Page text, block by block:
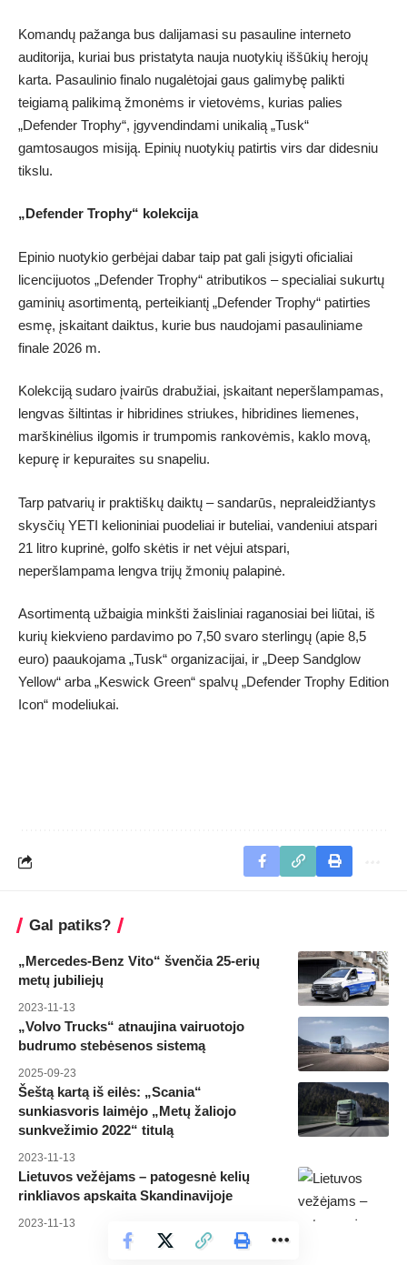
Komandų pažanga bus dalijamasi su pasauline interneto
auditorija, kuriai bus pristatyta nauja nuotykių iššūkių herojų
karta. Pasaulinio finalo nugalėtojai gaus galimybę palikti
teigiamą palikimą žmonėms ir vietovėms, kurias palies
„Defender Trophy“, įgyvendindami unikalią „Tusk“
gamtosaugos misiją. Epinių nuotykių patirtis virs dar didesniu
tikslu.
„Defender Trophy“ kolekcija
Epinio nuotykio gerbėjai dabar taip pat gali įsigyti oficialiai
licencijuotos „Defender Trophy“ atributikos – specialiai sukurtų
gaminių asortimentą, perteikiantį „Defender Trophy“ patirties
esmę, įskaitant daiktus, kurie bus naudojami pasauliniame
finale 2026 m.
Kolekciją sudaro įvairūs drabužiai, įskaitant neperšlampamas,
lengvas šiltintas ir hibridines striukes, hibridines liemenes,
marškinėlius ilgomis ir trumpomis rankovėmis, kaklo movą,
kepurę ir kepuraites su snapeliu.
Tarp patvarių ir praktiškų daiktų – sandarūs, nepraleidžiantys
skysčių YETI kelioniniai puodeliai ir buteliai, vandeniui atspari
21 litro kuprinė, golfo skėtis ir net vėjui atspari,
neperšlampama lengva trijų žmonių palapinė.
Asortimentą užbaigia minkšti žaisliniai raganosiai bei liūtai, iš
kurių kiekvieno pardavimo po 7,50 svaro sterlingų (apie 8,5
euro) paaukojama „Tusk“ organizacijai, ir „Deep Sandglow
Yellow“ arba „Keswick Green“ spalvų „Defender Trophy Edition
Icon“ modeliukai.
Gal patiks?
„Mercedes-Benz Vito“ švenčia 25-erių
metų jubiliejų
2023-11-13
„Volvo Trucks“ atnaujina vairuotojo
budrumo stebėsenos sistemą
2025-09-23
Šeštą kartą iš eilės: „Scania“
sunkiasvoris laimėjo „Metų žaliojo
sunkvežimio 2022“ titulą
2023-11-13
Lietuvos vežėjams – patogesnė kelių
rinkliavos apskaita Skandinavijoje
2023-11-13